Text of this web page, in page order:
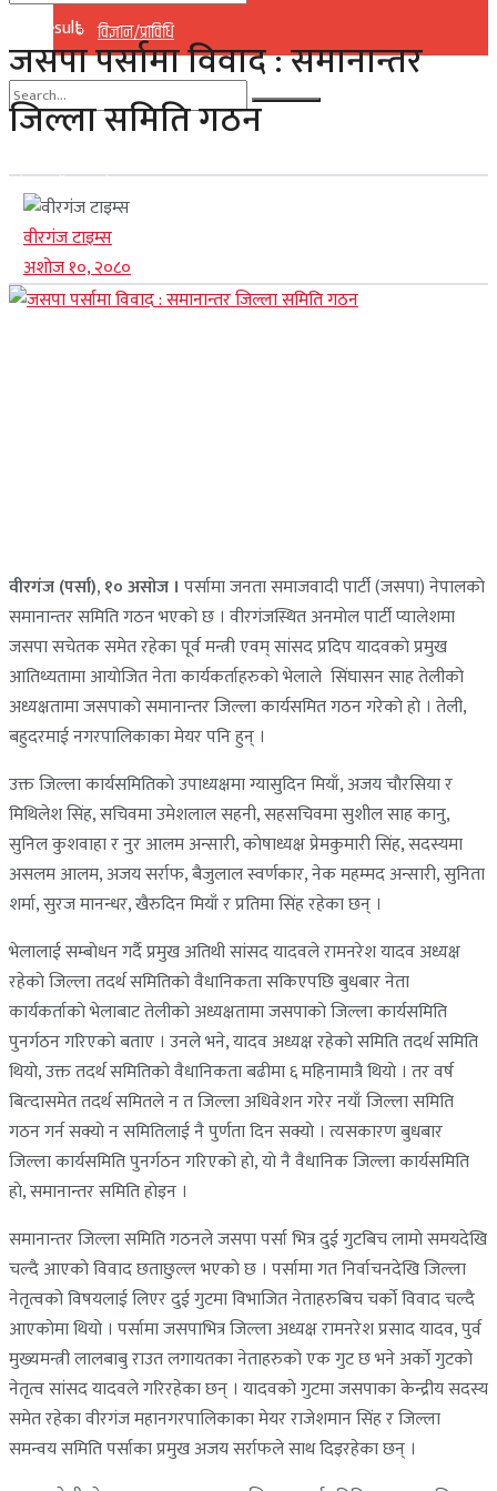
विज्ञान/प्राविधि
No Result
View All Result
No Result
View All Result
जसपा पर्सामा विवाद : समानान्तर
जिल्ला समिति गठन
वीरगंज टाइम्स
अशोज १०, २०८०
वीरगंज (पर्सा), १० असोज । पर्सामा जनता समाजवादी पार्टी (जसपा) नेपालकाे
समानान्तर समिति गठन भएकाे छ । वीरगंजस्थित अनमाेल पार्टी प्यालेशमा
जसपा सचेतक समेत रहेका पूर्व मन्त्री एवम् सांसद प्रदिप यादवकाे प्रमुख
आतिथ्यतामा आयाेजित नेता कार्यकर्ताहरुकाे भेलाले सिंघासन साह तेलीकाे
अध्यक्षतामा जसपाकाे समानान्तर जिल्ला कार्यसमित गठन गरेकाे हाे । तेली,
बहुदरमाई नगरपालिकाका मेयर पनि हुन् ।
उक्त जिल्ला कार्यसमितिकाे उपाध्यक्षमा ग्यासुदिन मियाँ, अजय चाैरसिया र
मिथिलेश सिंह, सचिवमा उमेशलाल सहनी, सहसचिवमा सुशील साह कानु,
सुनिल कुशवाहा र नुर आलम अन्सारी, काेषाध्यक्ष प्रेमकुमारी सिंह, सदस्यमा
असलम आलम, अजय सर्राफ, बैजुलाल स्वर्णकार, नेक महम्मद अन्सारी, सुनिता
शर्मा, सुरज मानन्धर, खैरुदिन मियाँ र प्रतिमा सिंह रहेका छन् ।
भेलालाई सम्बाेधन गर्दै प्रमुख अतिथी सांसद यादवले रामनरेश यादव अध्यक्ष
रहेकाे जिल्ला तदर्थ समितिकाे वैधानिकता सकिएपछि बुधबार नेता
कार्यकर्ताकाे भेलाबाट तेलीकाे अध्यक्षतामा जसपाकाे जिल्ला कार्यसमिति
पुनर्गठन गरिएकाे बताए । उनले भने, यादव अध्यक्ष रहेकाे समिति तदर्थ समिति
थियाे, उक्त तदर्थ समितिकाे वैधानिकता बढीमा ६ महिनामात्रै थियाे । तर वर्ष
बित्दासमेत तदर्थ समितले न त जिल्ला अधिवेशन गरेर नयाँ जिल्ला समिति
गठन गर्न सक्याे न समितिलाई नै पुर्णता दिन सक्याे । त्यसकारण बुधबार
जिल्ला कार्यसमिति पुनर्गठन गरिएको हाे, याे नै वैधानिक जिल्ला कार्यसमिति
हाे, समानान्तर समिति हाेइन ।
समानान्तर जिल्ला समिति गठनले जसपा पर्सा भित्र दुई गुटबिच लामाे समयदेखि
चल्दै आएकाे विवाद छताछुल्ल भएकाे छ । पर्सामा गत निर्वाचनदेखि जिल्ला
नेतृत्वको विषयलाई लिएर दुई गुटमा विभाजित नेताहरुबिच चर्काे विवाद चल्दै
आएकाेमा थियाे । पर्सामा जसपाभित्र जिल्ला अध्यक्ष रामनरेश प्रसाद यादव, पुर्व
मुख्यमन्त्री लालबाबु राउत लगायतका नेताहरुकाे एक गुट छ भने अर्काे गुटकाे
नेतृत्व सांसद यादवले गरिरहेका छन् । यादवकाे गुटमा जसपाका केन्द्रीय सदस्य
समेत रहेका वीरगंज महानगरपालिकाका मेयर राजेशमान सिंह र जिल्ला
समन्वय समिति पर्साका प्रमुख अजय सर्राफले साथ दिइरहेका छन् ।